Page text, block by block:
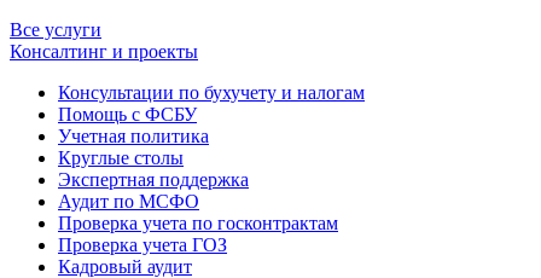
Все услуги
Консалтинг и проекты
Консультации по бухучету и налогам
Помощь с ФСБУ
Учетная политика
Круглые столы
Экспертная поддержка
Аудит по МСФО
Проверка учета по госконтрактам
Проверка учета ГОЗ
Кадровый аудит